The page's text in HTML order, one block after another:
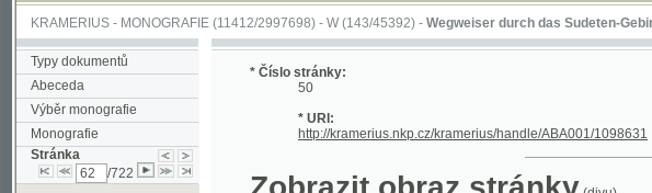
KRAMERIUS-MONOGRAFIE(11412/2997698) -W (143/45392)-Wegweiser durch das Sudeten-Gebirge(1/722)
Typy dokumentů
Abeceda
Výběr monografie
Monografie
Stránka
/722
PDF Vytvořit
* Číslo stránky:
50
* URI:
http://kramerius.nkp.cz/kramerius/handle/ABA001/1098631
Zobrazit obraz stránky